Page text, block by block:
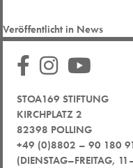
Veröffentlicht in News
STOA169 STIFTUNG
KIRCHPLATZ 2
82398 POLLING
+49 (0)8802 – 90 180
(DIENSTAG–FREITAG,